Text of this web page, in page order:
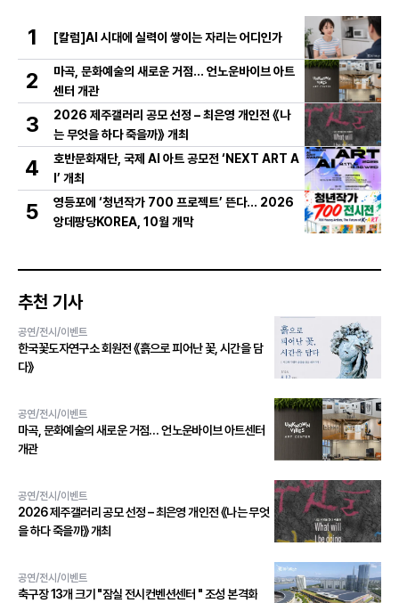
1 [칼럼]AI 시대에 실력이 쌓이는 자리는 어디인가
2
마곡, 문화예술의 새로운 거점… 언노운바이브 아트
센터 개관
3
2026 제주갤러리 공모 선정 – 최은영 개인전 《나
는 무엇을 하다 죽을까》 개최
4
호반문화재단, 국제 AI 아트 공모전 ‘NEXT ART A
I’ 개최
5
영등포에 ‘청년작가 700 프로젝트’ 뜬다… 2026
앙데팡당KOREA, 10월 개막
추천 기사
공연/전시/이벤트
한국꽃도자연구소 회원전 《흙으로 피어난 꽃, 시간을 담
다》
공연/전시/이벤트
마곡, 문화예술의 새로운 거점… 언노운바이브 아트센터
개관
공연/전시/이벤트
2026 제주갤러리 공모 선정 – 최은영 개인전 《나는 무엇
을 하다 죽을까》 개최
공연/전시/이벤트
축구장 13개 크기 "잠실 전시컨벤션센터 " 조성 본격화